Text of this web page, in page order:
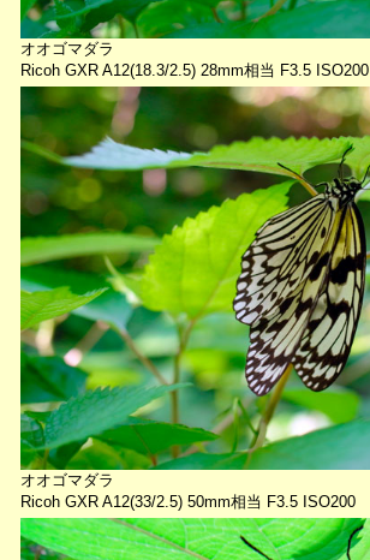
オオゴマダラ
Ricoh GXR A12(18.3/2.5) 28mm相当 F3.5 ISO200
オオゴマダラ
Ricoh GXR A12(33/2.5) 50mm相当 F3.5 ISO200